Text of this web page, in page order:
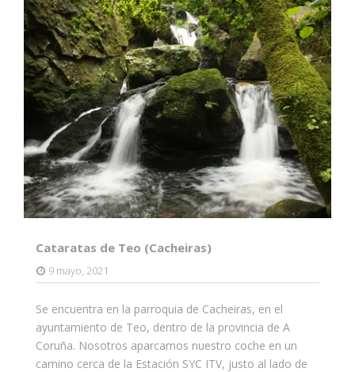
Cataratas de Teo (Cacheiras)
9 mayo, 2021
Se encuentra en la parroquia de Cacheiras, en el
ayuntamiento de Teo, dentro de la provincia de A
Coruña. Nosotros aparcamos nuestro coche en un
camino cerca de la Estación SYC ITV, justo al lado de